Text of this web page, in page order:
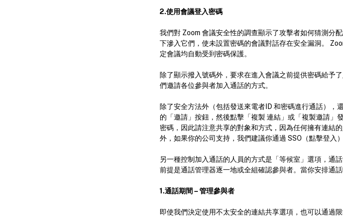
2.使用會議登入密碼
我們對 Zoom 會議安全性的調查顯示了攻擊者如何猜測分
下滲入它們，使未設置密碼的會議對話存在安全漏洞。
定會議均自動受到密碼保護。
除了顯示撥入號碼外，要求在進入會議之前提供密碼給予
們邀請各位參與者加入通話的方式。
除了安全方法外（包括發送來電者ID 和密碼進行通話），
的「邀請」按鈕，然後點擊「複製 連結」或「複製邀請」
密碼，因此請注意共享的對象和方式，因為任何擁有連結
外，如果你的公司支持，我們建議你通過 SSO（點擊登入）
另一種控制加入通話的人員的方式是「等候室」選項，通
前提是通話管理器逐一地或全組確認參與者。當你安排通
1.通話期間 – 管理參與者
即使我們決定使用不太安全的連結共享選項，也可以通過